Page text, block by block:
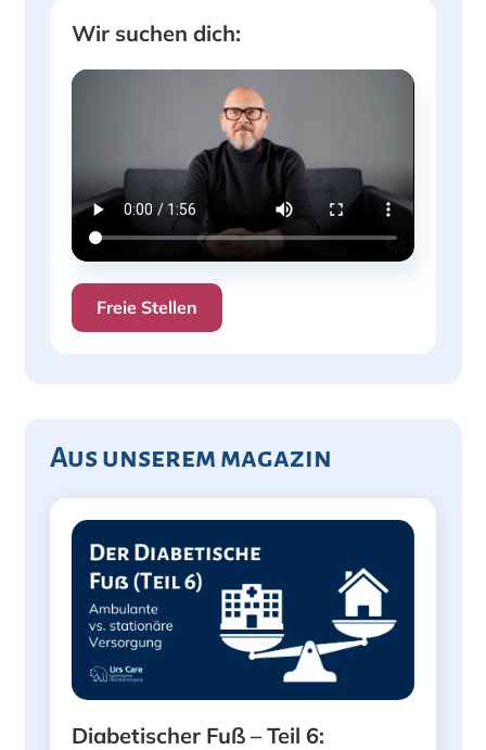
Wir suchen dich:
Freie Stellen
Aus unserem magazin
Diabetischer Fuß – Teil 6: